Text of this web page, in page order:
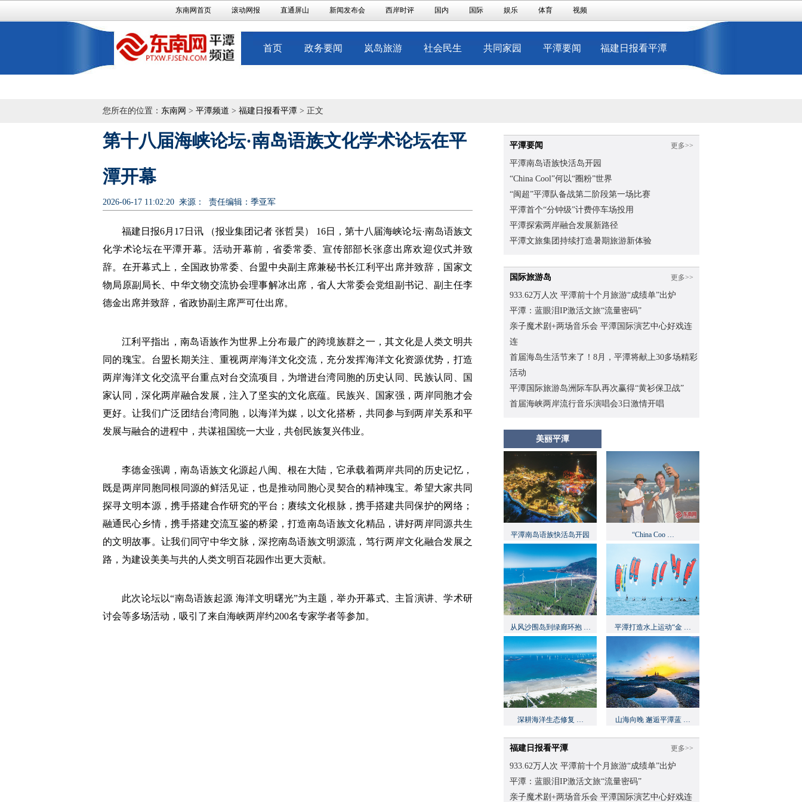
东南网首页 滚动网报 直通屏山 新闻发布会 西岸时评 国内 国际 娱乐 体育 视频
首页 政务要闻 岚岛旅游 社会民生 共同家园 平潭要闻 福建日报看平潭
您所在的位置： 东南网 > 平潭频道 > 福建日报看平潭 > 正文
第十八届海峡论坛·南岛语族文化学术论坛在平
潭开幕
2026-06-17 11:02:20 来源： 责任编辑：季亚军
福建日报6月17日讯 （报业集团记者 张哲昊） 16日，第十八届海峡论坛·南岛语族文
化学术论坛在平潭开幕。活动开幕前，省委常委、宣传部部长张彦出席欢迎仪式并致
辞。在开幕式上，全国政协常委、台盟中央副主席兼秘书长江利平出席并致辞，国家文
物局原副局长、中华文物交流协会理事解冰出席，省人大常委会党组副书记、副主任李
德金出席并致辞，省政协副主席严可仕出席。
江利平指出，南岛语族作为世界上分布最广的跨境族群之一，其文化是人类文明共
同的瑰宝。台盟长期关注、重视两岸海洋文化交流，充分发挥海洋文化资源优势，打造
两岸海洋文化交流平台重点对台交流项目，为增进台湾同胞的历史认同、民族认同、国
家认同，深化两岸融合发展，注入了坚实的文化底蕴。民族兴、国家强，两岸同胞才会
更好。让我们广泛团结台湾同胞，以海洋为媒，以文化搭桥，共同参与到两岸关系和平
发展与融合的进程中，共谋祖国统一大业，共创民族复兴伟业。
李德金强调，南岛语族文化源起八闽、根在大陆，它承载着两岸共同的历史记忆，
既是两岸同胞同根同源的鲜活见证，也是推动同胞心灵契合的精神瑰宝。希望大家共同
探寻文明本源，携手搭建合作研究的平台；赓续文化根脉，携手搭建共同保护的网络；
融通民心乡情，携手搭建交流互鉴的桥梁，打造南岛语族文化精品，讲好两岸同源共生
的文明故事。让我们同守中华文脉，深挖南岛语族文明源流，笃行两岸文化融合发展之
路，为建设美美与共的人类文明百花园作出更大贡献。
此次论坛以“南岛语族起源 海洋文明曙光”为主题，举办开幕式、主旨演讲、学术研
讨会等多场活动，吸引了来自海峡两岸约200名专家学者等参加。
更多>>
平潭要闻
平潭南岛语族快活岛开园
“China Cool”何以“圈粉”世界
“闽超”平潭队备战第二阶段第一场比赛
平潭首个“分钟级”计费停车场投用
平潭探索两岸融合发展新路径
平潭文旅集团持续打造暑期旅游新体验
更多>>
国际旅游岛
933.62万人次 平潭前十个月旅游“成绩单”出炉
平潭：蓝眼泪IP激活文旅“流量密码”
亲子魔术剧+两场音乐会 平潭国际演艺中心好戏连
连
首届海岛生活节来了！8月，平潭将献上30多场精彩
活动
平潭国际旅游岛洲际车队再次赢得“黄衫保卫战”
首届海峡两岸流行音乐演唱会3日激情开唱
美丽平潭
平潭南岛语族快活岛开园 “China Coo …
从风沙围岛到绿廊环抱 … 平潭打造水上运动“金 …
深耕海洋生态修复 … 山海向晚 邂逅平潭蓝 …
更多>>
福建日报看平潭
933.62万人次 平潭前十个月旅游“成绩单”出炉
平潭：蓝眼泪IP激活文旅“流量密码”
亲子魔术剧+两场音乐会 平潭国际演艺中心好戏连